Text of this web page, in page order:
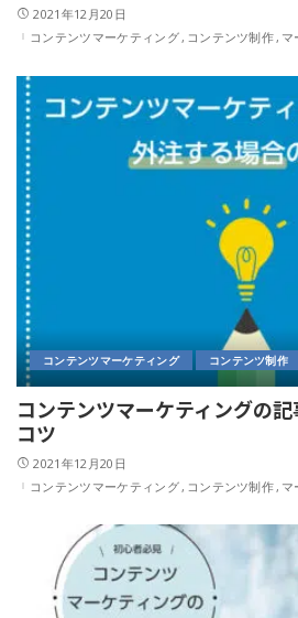
2021年12月20日
コンテンツマーケティング
コンテンツ制作 マ
コンテンツマーケティング コンテンツ制作
コンテンツマーケティングの
コツ
2021年12月20日
コンテンツマーケティング
コンテンツ制作 マ